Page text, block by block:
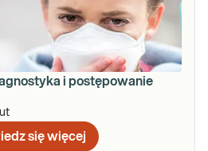
i postępowanie
się więcej